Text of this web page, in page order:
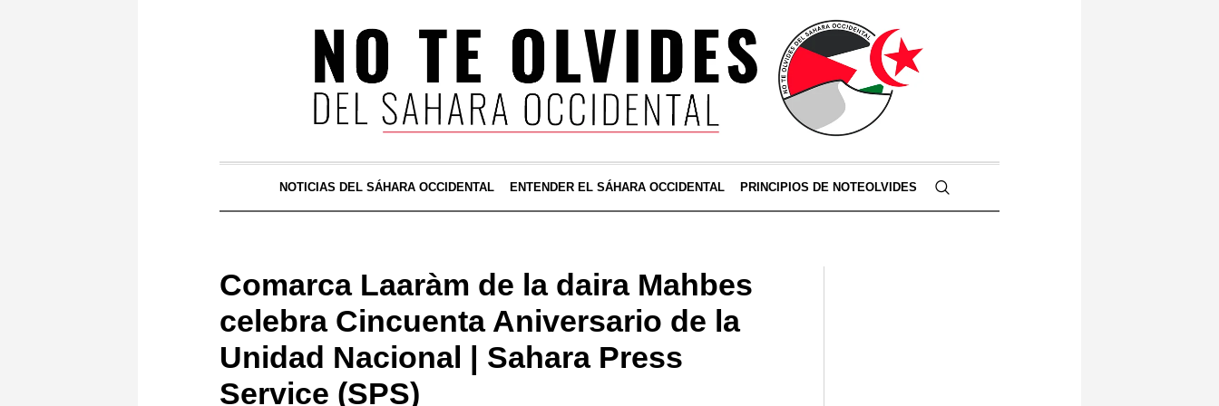
NOTICIAS DEL SÁHARA OCCIDENTAL ENTENDER EL SÁHARA OCCIDENTAL PRINCIPIOS DE NOTEOLVIDES
Comarca Laaràm de la daira Mahbes
celebra Cincuenta Aniversario de la
Unidad Nacional | Sahara Press
Service (SPS)